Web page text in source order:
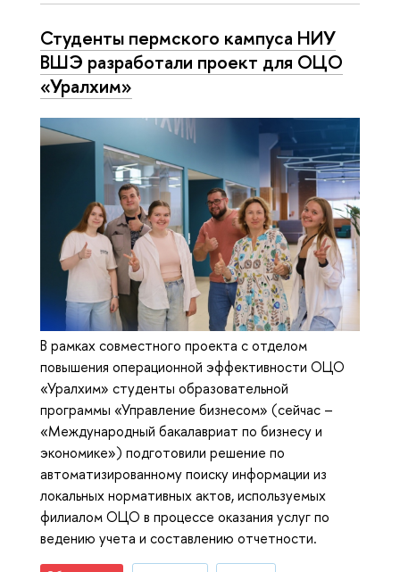
Студенты пермского кампуса НИУ
ВШЭ разработали проект для ОЦО
«Уралхим»
В рамках совместного проекта с отделом
повышения операционной эффективности ОЦО
«Уралхим» студенты образовательной
программы «Управление бизнесом» (сейчас –
«Международный бакалавриат по бизнесу и
экономике») подготовили решение по
автоматизированному поиску информации из
локальных нормативных актов, используемых
филиалом ОЦО в процессе оказания услуг по
ведению учета и составлению отчетности.